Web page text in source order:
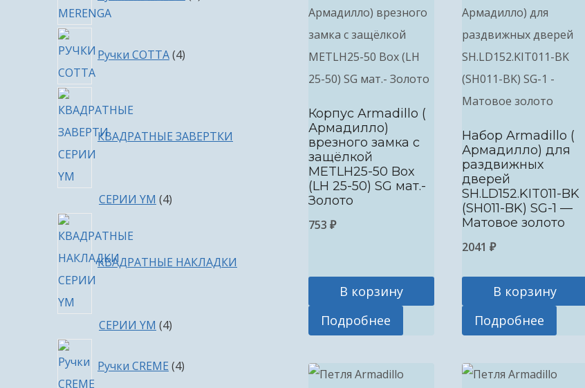
Корпус Armadillo (
Армадилло)
врезного замка c
защёлкой
METLH25-50 Box
(LH 25-50) SG мат.-
Золото
753 ₽
В корзину
Подробнее
Набор Armadillo (
Армадилло) для
раздвижных
дверей
SH.LD152.KIT011-BK
(SH011-BK) SG-1 —
Матовое золото
2041 ₽
В корзину
Подробнее
Ручки COTTA 4товара
КВАДРАТНЫЕ ЗАВЕРТКИ
СЕРИИ YM 44
КВАДРАТНЫЕ НАКЛАДКИ
СЕРИИ YM 44
Ручки CREME 4товара